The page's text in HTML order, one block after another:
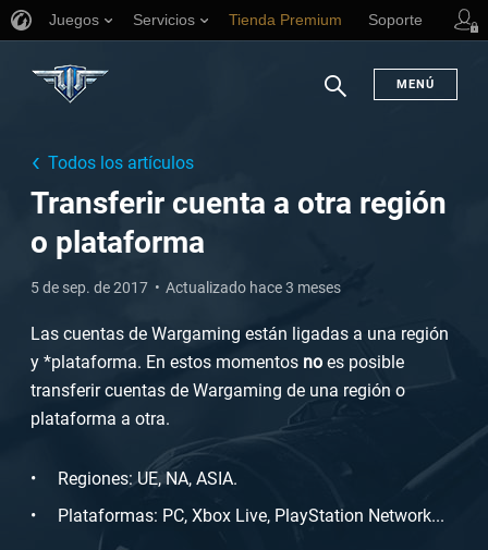
Juegos Servicios Tienda Premium Soporte
MENÚ
Todos los artículos
Transferir cuenta a otra región
o plataforma
5 de sep. de 2017 Actualizado hace 3 meses
Las cuentas de Wargaming están ligadas a una región
y *plataforma. En estos momentos no es posible
transferir cuentas de Wargaming de una región o
plataforma a otra.
Regiones: UE, NA, ASIA.
Plataformas: PC, Xbox Live, PlayStation Network...